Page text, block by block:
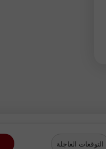
التوقعات العاجلة